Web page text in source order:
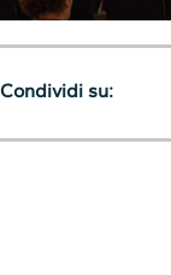
Condividi su: